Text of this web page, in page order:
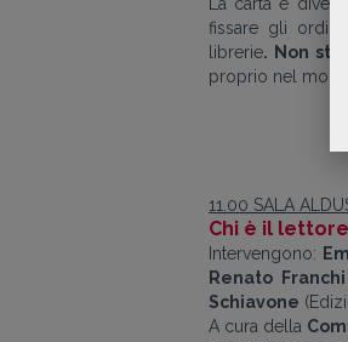
fissare gli ordini
librerie. Non
proprio nel
11.00 SALA
Chi è il
Intervengono:
Renato Franchi
Schiavone
A cura della